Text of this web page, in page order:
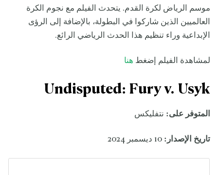
موسم الرياض لكرة القدم. يتحدث الفيلم مع نجوم الكرة
العالميين الذين شاركوا في البطولة، بالإضافة إلى الرؤى
الإبداعية وراء تنظيم هذا الحدث الرياضي الرائع.
لمشاهدة الفيلم إضغط هنا
Undisputed: Fury v. Usyk
المتوفر على: نتفليكس
تاريخ الإصدار: